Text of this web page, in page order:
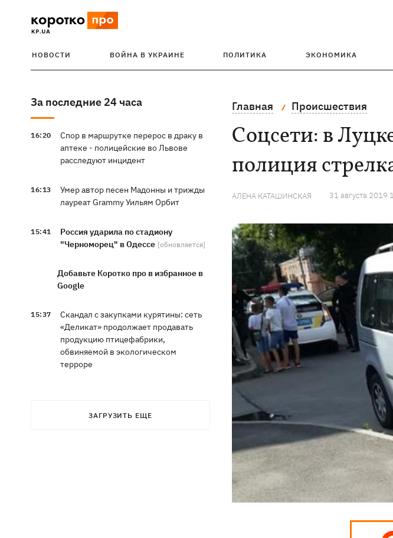
НОВОСТИ ВОЙНА В УКРАИНЕ ПОЛИТИКА ЭКОНОМИКА
За последние 24 часа
16:20
Спор в маршрутке перерос в драку в
аптеке - полицейские во Львове
расследуют инцидент
16:13
Умер автор песен Мадонны и трижды
лауреат Grammy Уильям Орбит
15:41
Россия ударила по стадиону
"Черноморец" в Одессе [обновляется]
Добавьте Коротко про в избранное в
Google
15:37
Скандал с закупками курятины: сеть
«Деликат» продолжает продавать
продукцию птицефабрики,
обвиняемой в экологическом
терроре
ЗАГРУЗИТЬ ЕЩЕ
Главная Происшествия
Соцсети: в
полиция
АЛЕНА КАТАШИНСКАЯ 31 августа 2019